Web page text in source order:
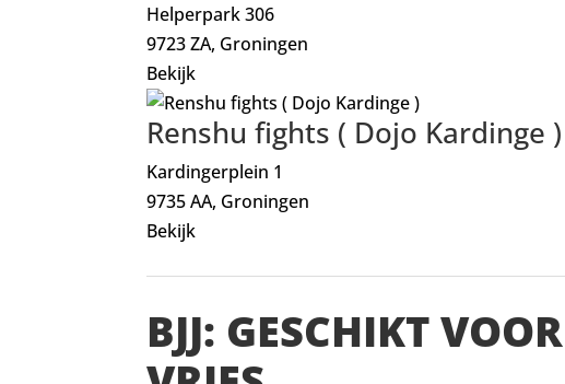
Helperpark 306
9723 ZA, Groningen
Bekijk
Renshu fights ( Dojo Kardinge )
Kardingerplein 1
9735 AA, Groningen
Bekijk
BJJ: GESCHIKT